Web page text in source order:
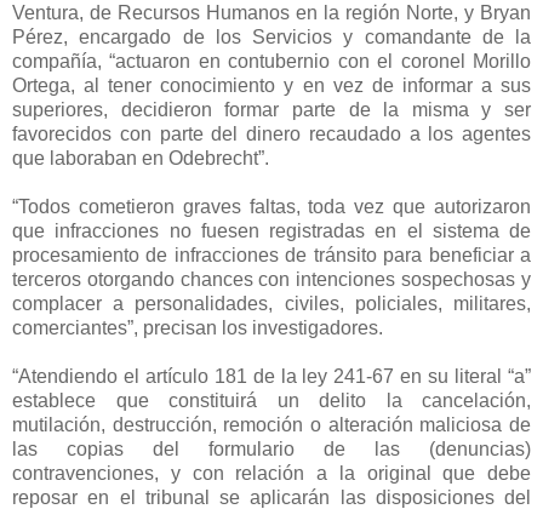
Ventura, de Recursos Humanos en la región Norte, y Bryan
Pérez, encargado de los Servicios y comandante de la
compañía, “actuaron en contubernio con el coronel Morillo
Ortega, al tener conocimiento y en vez de informar a sus
superiores, decidieron formar parte de la misma y ser
favorecidos con parte del dinero recaudado a los agentes
que laboraban en Odebrecht”.
“Todos cometieron graves faltas, toda vez que autorizaron
que infracciones no fuesen registradas en el sistema de
procesamiento de infracciones de tránsito para beneficiar a
terceros otorgando chances con intenciones sospechosas y
complacer a personalidades, civiles, policiales, militares,
comerciantes”, precisan los investigadores.
“Atendiendo el artículo 181 de la ley 241-67 en su literal “a”
establece que constituirá un delito la cancelación,
mutilación, destrucción, remoción o alteración maliciosa de
las copias del formulario de las (denuncias)
contravenciones, y con relación a la original que debe
reposar en el tribunal se aplicarán las disposiciones del